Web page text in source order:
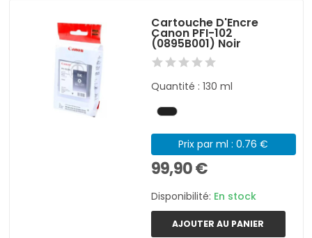
Cartouche D'Encre
Canon PFI-102
(0895B001) Noir
Quantité : 130 ml
Prix par ml : 0.76 €
99,90 €
Disponibilité: En stock
AJOUTER AU PANIER